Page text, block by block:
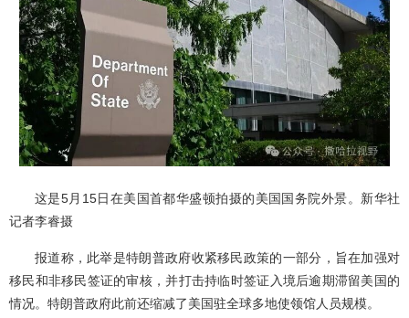
这是5月15日在美国首都华盛顿拍摄的美国国务院外景。新华社
记者李睿摄
报道称，此举是特朗普政府收紧移民政策的一部分，旨在加强对
移民和非移民签证的审核，并打击持临时签证入境后逾期滞留美国的
情况。特朗普政府此前还缩减了美国驻全球多地使领馆人员规模。